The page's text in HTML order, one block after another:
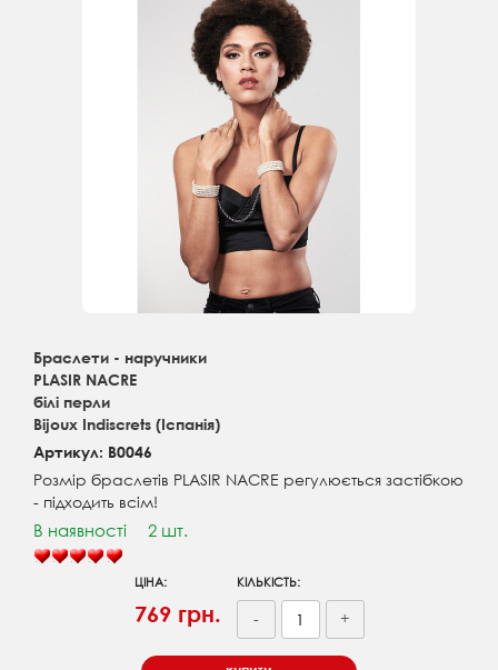
Браслети - наручники
PLASIR NACRE
білі перли
Bijoux Indiscrets (Іспанія)
Артикул: B0046
Розмір браслетів PLASIR NACRE регулюється застібкою
- підходить всім!
В наявності 2 шт.
ЦІНА:
769 грн.
КІЛЬКІСТЬ:
- +